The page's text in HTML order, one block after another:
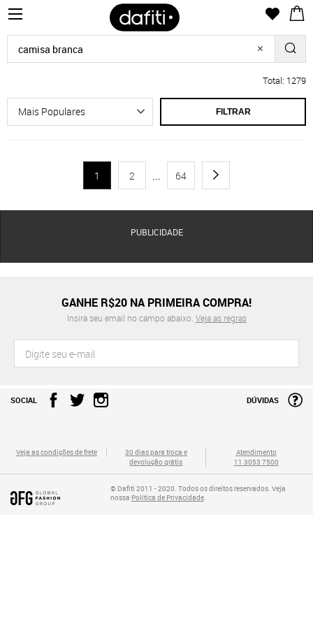
Total: 1279
FILTRAR
1 2 ... 64
PUBLICIDADE
GANHE R$20 NA PRIMEIRA COMPRA!
Insira seu email no campo abaixo. Veja as regras
SOCIAL DÚVIDAS
Veja as condições de frete
30 dias para troca e
devolução grátis
Atendimento
11 3053 7500
© Dafiti 2011 - 2020. Todos os direitos reservados. Veja
nossa Política de Privacidade.